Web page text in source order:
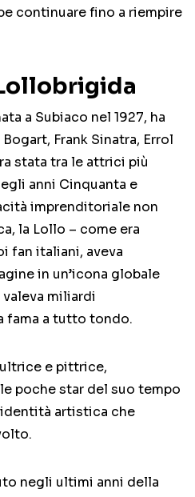
continuare fino a riempire
a Subiaco nel 1927, ha
Frank Sinatra, Errol
stata tra le attrici più
anni Cinquanta e
imprenditoriale non
la Lollo – come era
fan italiani, aveva
in un’icona globale
miliardi
fama a tutto tondo.
e pittrice,
poche star del suo tempo
artistica che
negli ultimi anni della